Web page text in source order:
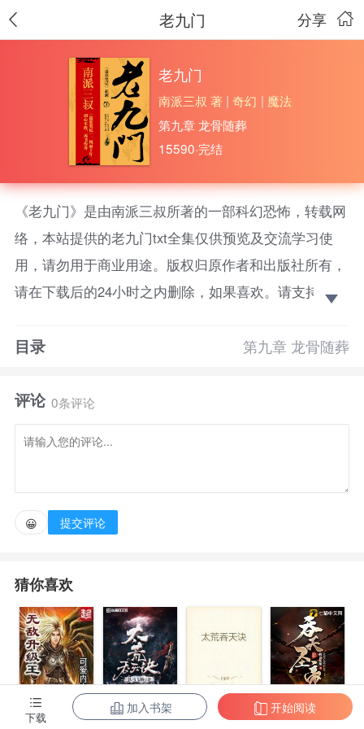
分享
老九门
老九门
南派三叔 著 |奇幻 | 魔法
第九章 龙骨随葬
15590·完结
《老九门》是由南派三叔所著的一部科幻恐怖，转载网
络，本站提供的老九门txt全集仅供预览及交流学习使
用，请勿用于商业用途。版权归原作者和出版社所有，
请在下载后的24小时之内删除，如果喜欢。请支持正
民国时期，长沙车站开来一辆来历不明的火车，彻查
皮塌陷，矿山中弥漫着一股奇怪的浓雾，长沙老九门盗
墓家族张家和红家经过了一番查探，发现了深埋矿山之
下，有着另外一个秘密，经过一番探险，他们深入矿山
象。 千年之前坠落的三颗陨石，长白山下埋藏的秘
密，他们到底从矿山底部带出了什么东西，为何世界慢
目录 第九章 龙骨随葬
评论 0条评论
😀 提交评论
猜你喜欢
无敌升级王
柳无邪和徐凌
太荒吞天诀
吞天圣帝
下载
加入书架 开始阅读